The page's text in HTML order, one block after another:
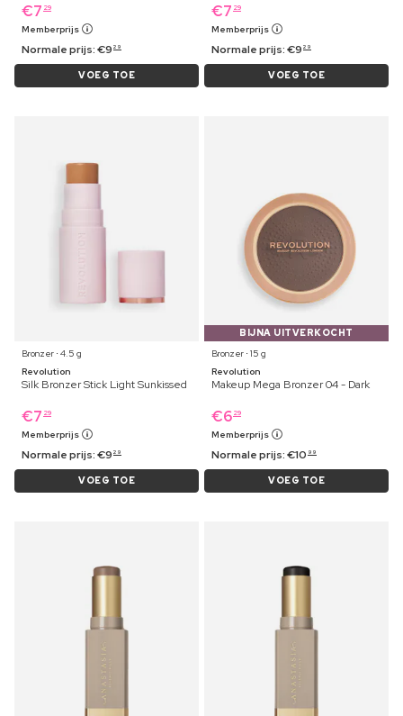
€7 29
Memberprijs
Normale prijs:€9 29
VOEG TOE
€7 29
Memberprijs
Normale prijs:€9 29
VOEG TOE
Bronzer ⋅ 4.5 g
Revolution
Silk Bronzer Stick Light Sunkissed
€7 29
Memberprijs
Normale prijs:€9 29
VOEG TOE
BIJNA UITVERKOCHT
Bronzer ⋅ 15 g
Revolution
Makeup Mega Bronzer 04 - Dark
€6 29
Memberprijs
Normale prijs:€10 99
VOEG TOE